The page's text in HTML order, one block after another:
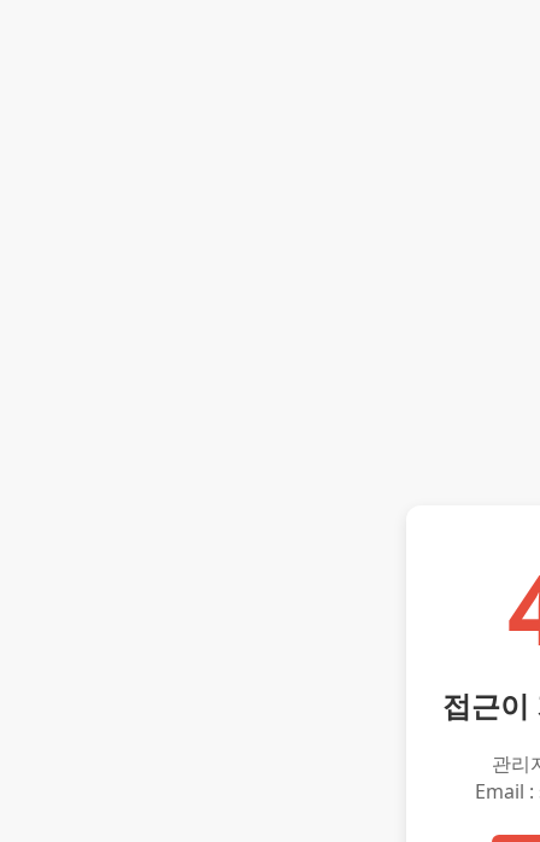
접근이
관리
Email